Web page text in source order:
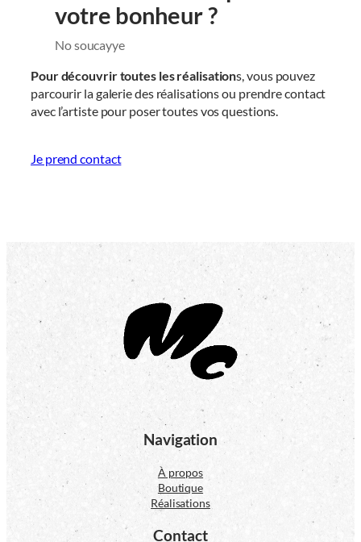
votre bonheur ?
No soucayye
Pour découvrir toutes les réalisations, vous pouvez
parcourir la galerie des réalisations ou prendre contact
avec l’artiste pour poser toutes vos questions.
Je prend contact
Navigation
À propos
Boutique
Réalisations
Contact